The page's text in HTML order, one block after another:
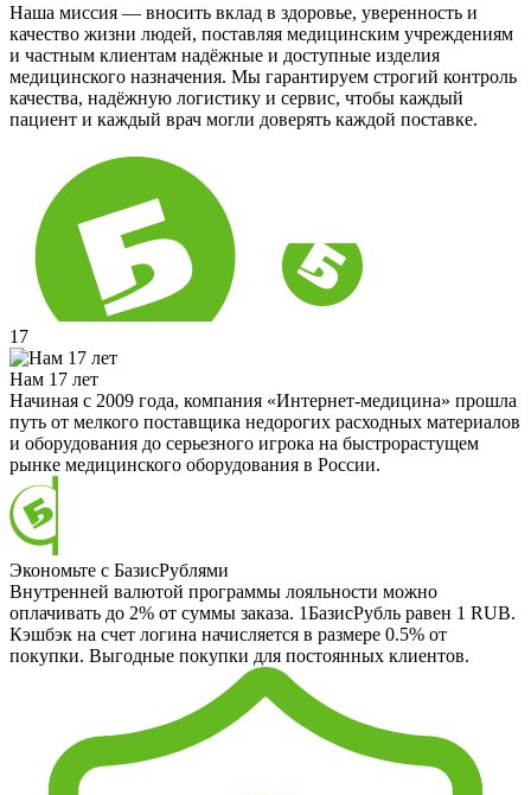
Наша миссия — вносить вклад в здоровье, уверенность и
качество жизни людей, поставляя медицинским учреждениям
и частным клиентам надёжные и доступные изделия
медицинского назначения. Мы гарантируем строгий контроль
качества, надёжную логистику и сервис, чтобы каждый
пациент и каждый врач могли доверять каждой поставке.
17
Нам 17 лет
Начиная с 2009 года, компания «Интернет-медицина» прошла
путь от мелкого поставщика недорогих расходных материалов
и оборудования до серьезного игрока на быстрорастущем
рынке медицинского оборудования в России.
Экономьте с БазисРублями
Внутренней валютой программы лояльности можно
оплачивать до 2% от суммы заказа. 1БазисРубль равен 1 RUB.
Кэшбэк на счет логина начисляется в размере 0.5% от
покупки. Выгодные покупки для постоянных клиентов.